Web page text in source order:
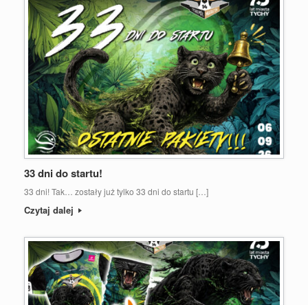
33 dni do startu!
33 dni! Tak… zostały już tylko 33 dni do startu […]
Czytaj dalej